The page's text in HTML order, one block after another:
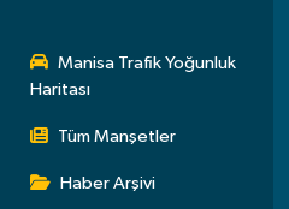
Manisa Trafik Yoğunluk
Haritası
Tüm Manşetler
Haber Arşivi